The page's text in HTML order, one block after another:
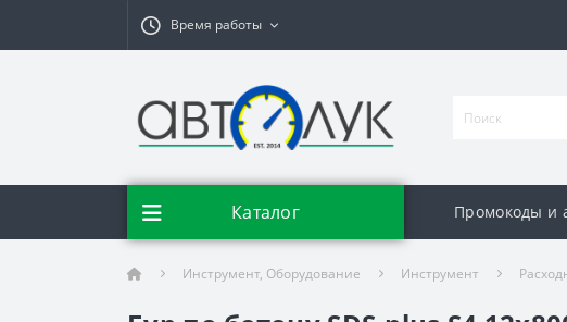
Время работы
Каталог Промокоды и
Инструмент, Оборудование Инструмент